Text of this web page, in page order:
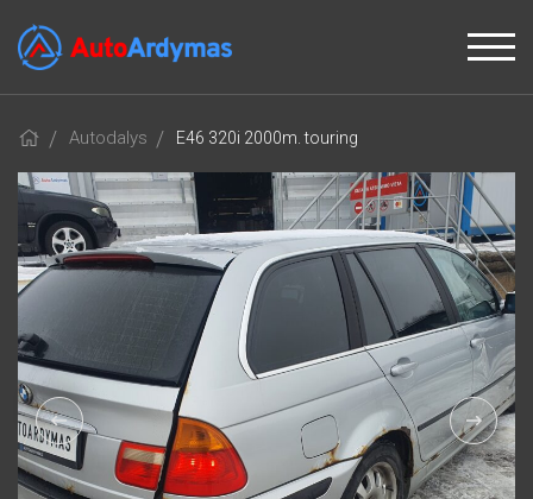
Autodalys E46 320i 2000m. touring